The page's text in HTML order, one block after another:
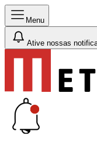
Menu
Ative nossas